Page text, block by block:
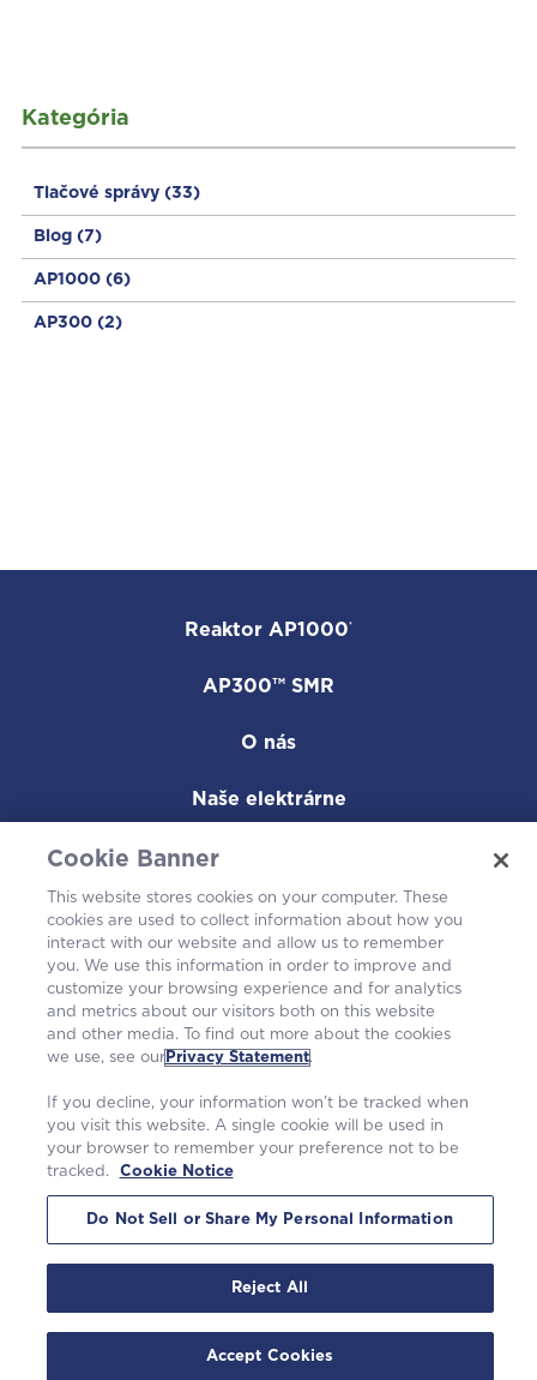
Kategória
Tlačové správy (33)
Blog (7)
AP1000 (6)
AP300 (2)
Reaktor AP1000®
AP300™ SMR
O nás
Naše elektrárne
Komunita
©2026 Westinghouse Electric Company LLC. |
Prehlásenie o ochrane osobných údajov|Podmienky používania
Oznámenie o cookies
Cookie Banner
This website stores cookies on your computer. These
cookies are used to collect information about how you
interact with our website and allow us to remember
you. We use this information in order to improve and
customize your browsing experience and for analytics
and metrics about our visitors both on this website
and other media. To find out more about the cookies
we use, see our Privacy Statement.
If you decline, your information won’t be tracked when
you visit this website. A single cookie will be used in
your browser to remember your preference not to be
tracked.
Cookie Notice
Do Not Sell or Share My Personal Information
Reject All
Accept Cookies